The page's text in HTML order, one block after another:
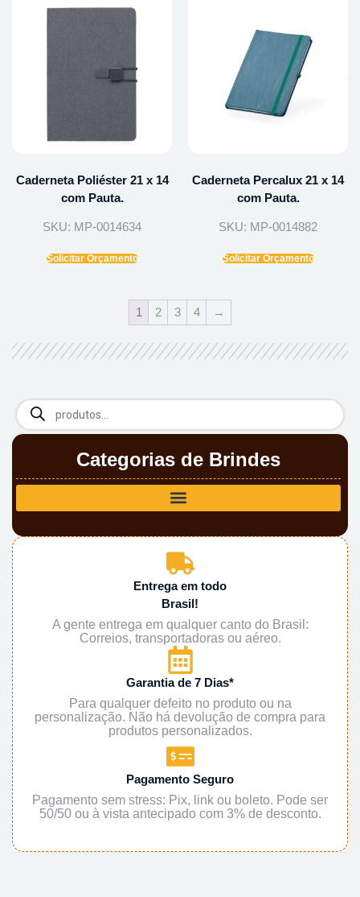
Categorias de Brindes
Entrega em todo
Brasil!
A gente entrega em qualquer canto do Brasil:
Correios, transportadoras ou aéreo.
Garantia de 7 Dias*
Para qualquer defeito no produto ou na
personalização. Não há devolução de compra para
produtos personalizados.
Pagamento Seguro
Pagamento sem stress: Pix, link ou boleto. Pode ser
50/50 ou à vista antecipado com 3% de desconto.
Caderneta Poliéster 21 x 14
com Pauta.
SKU: MP-0014634
Solicitar Orçamento
Caderneta Percalux 21 x 14
com Pauta.
SKU: MP-0014882
Solicitar Orçamento
1 2 3 4 →